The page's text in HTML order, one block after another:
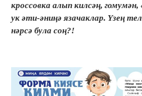
кроссовка алып килсәң,
ук әти-әниңә язачаклар. Үзең
нәрсә була соң?!